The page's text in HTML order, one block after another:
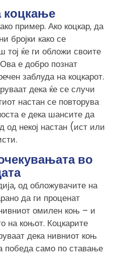
коцкање
пример. Ако коцкар, да
бројки како се
тој ќе ги обложи своите
е добро познат
заблуда на коцкарот.
дека ќе се случи
настан се повторува
е дека шансите да
од некој настан (ист или
во
од обложувачите на
да ги проценат
омилен коњ – и
на коњот. Коцкарите
дека нивниот коњ
победа само по ставање